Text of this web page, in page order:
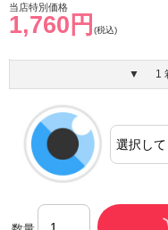
当店特別価格
1,760円 (税込)
▼ 1